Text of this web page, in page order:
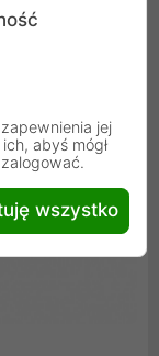
jej
abyś mógł
wszystko